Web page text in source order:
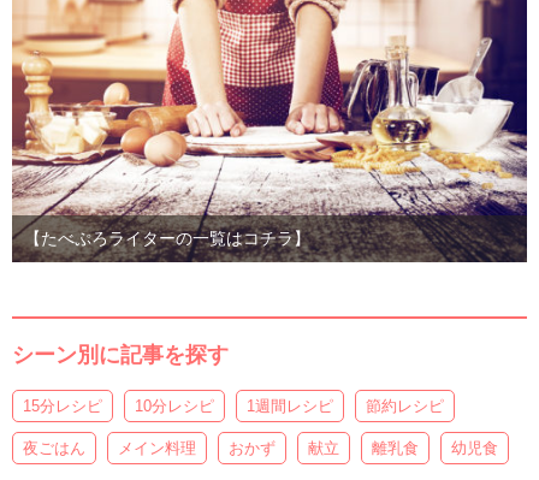
【たべぷろライターの一覧はコチラ】
シーン別に記事を探す
15分レシピ 10分レシピ 1週間レシピ 節約レシピ
夜ごはん メイン料理 おかず 献立 離乳食 幼児食